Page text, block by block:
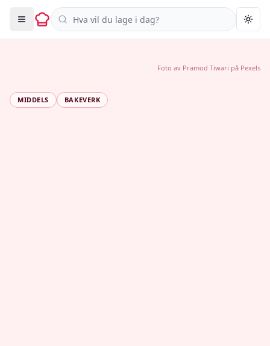
Søk i oppskrifter
MIDDELS BAKEVERK
Foto av Pramod Tiwari på Pexels